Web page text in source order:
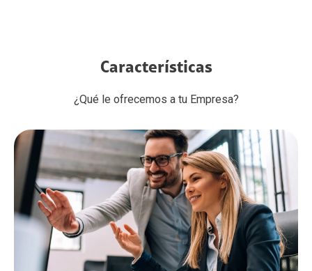
Características
¿Qué le ofrecemos a tu Empresa?